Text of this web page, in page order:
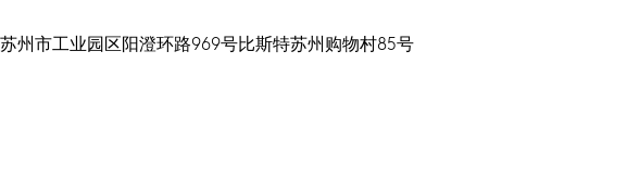
苏州市工业园区阳澄环路969号比斯特苏州购物村85号